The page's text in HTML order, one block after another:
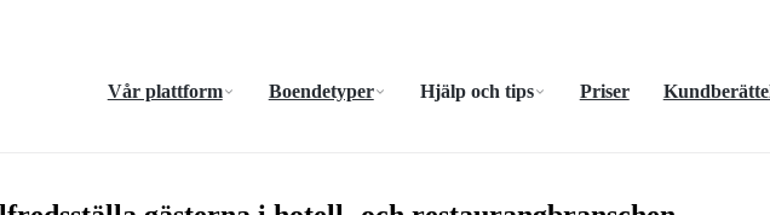
Vår plattform Boendetyper Hjälp och tips Priser